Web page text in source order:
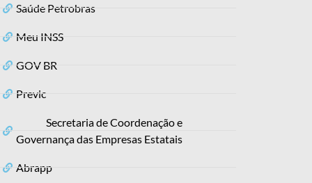
Saúde Petrobras
Meu INSS
GOV BR
Previc
Secretaria de Coordenação e
Governança das Empresas Estatais
Abrapp